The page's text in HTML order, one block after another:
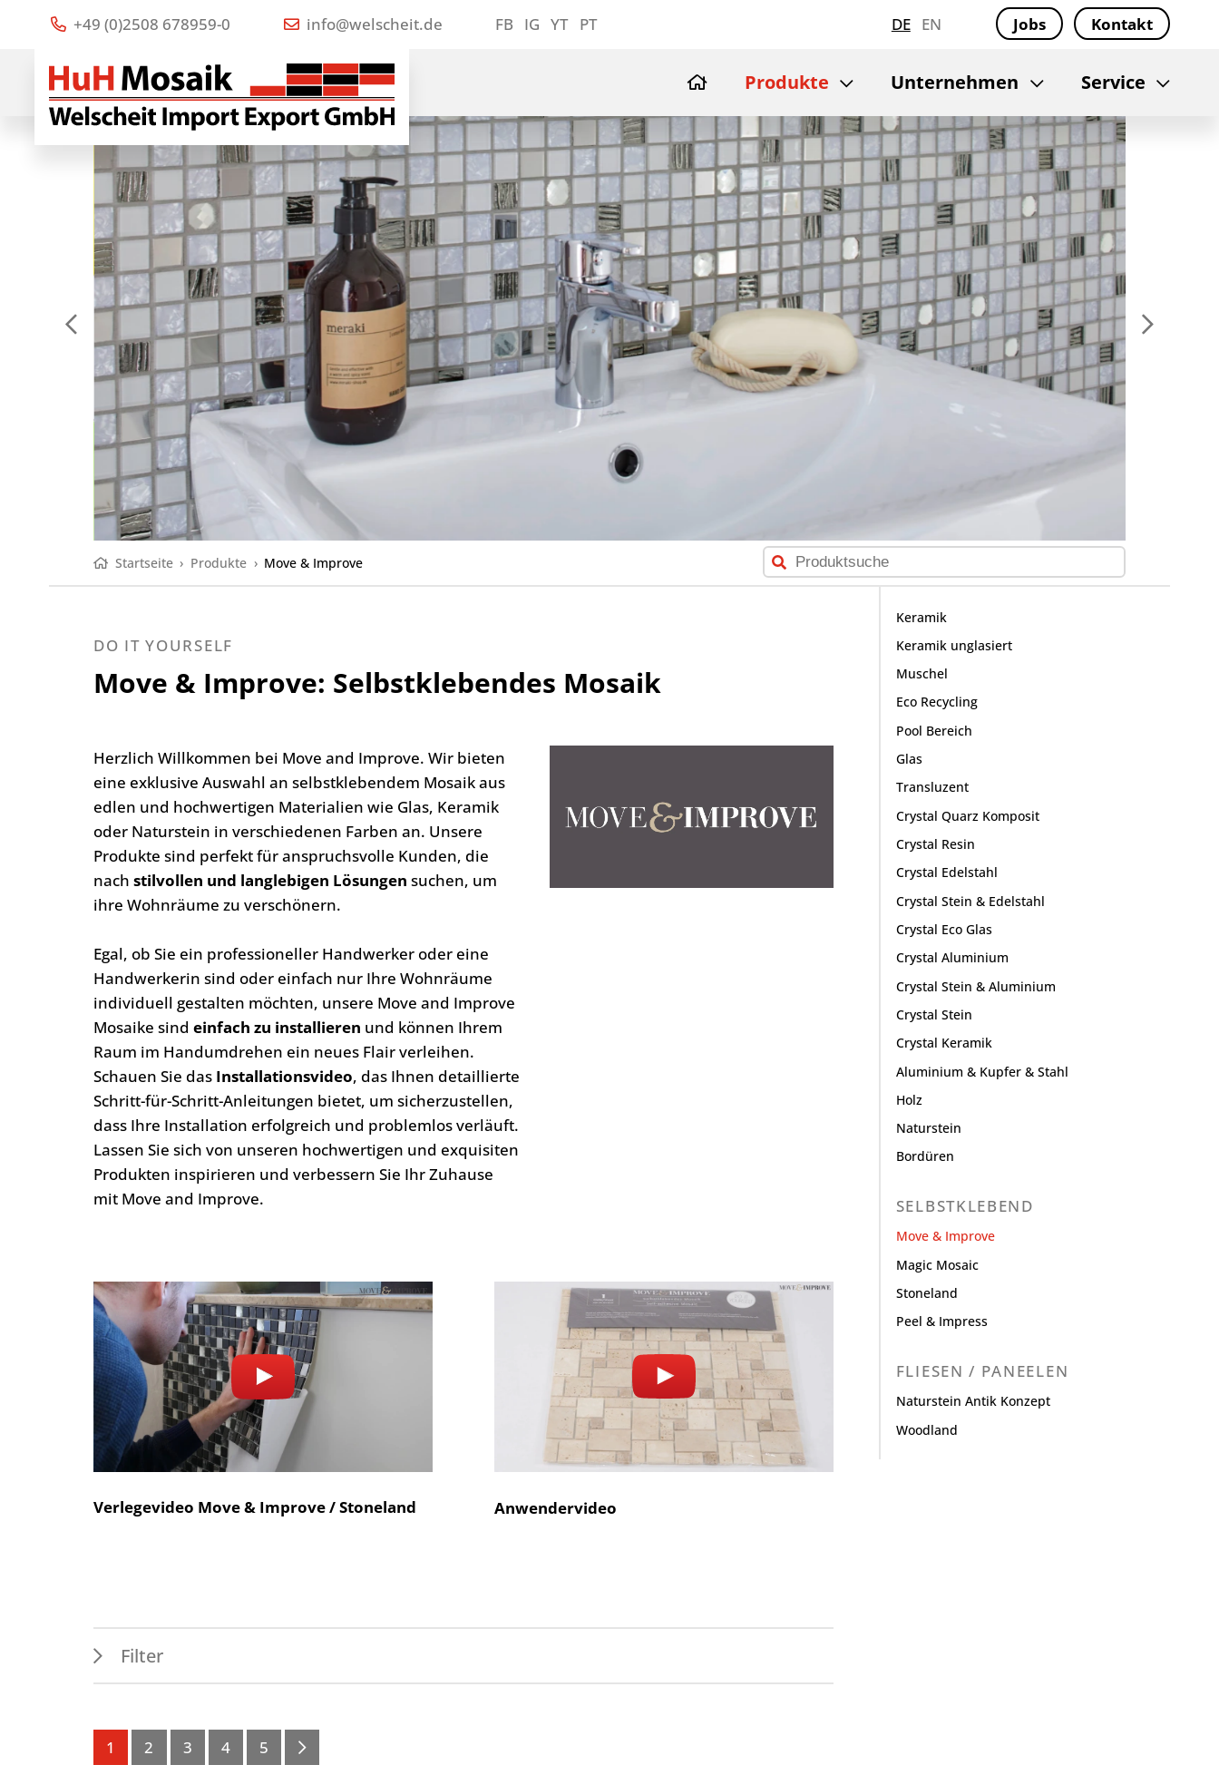
+49 (0)2508 678959-0 info@welscheit.de FB IG YT PT DE EN Jobs Kontakt
Produkte Unternehmen Service
Startseite › Produkte › Move & Improve
DO IT YOURSELF
Move & Improve: Selbstklebendes Mosaik
Herzlich Willkommen bei Move and Improve. Wir bieten
eine exklusive Auswahl an selbstklebendem Mosaik aus
edlen und hochwertigen Materialien wie Glas, Keramik
oder Naturstein in verschiedenen Farben an. Unsere
Produkte sind perfekt für anspruchsvolle Kunden, die
nachstilvollen und langlebigen Lösungen suchen, um
ihre Wohnräume zu verschönern.
Egal, ob Sie ein professioneller Handwerker oder eine
Handwerkerin sind oder einfach nur Ihre Wohnräume
individuell gestalten möchten, unsere Move and Improve
Mosaike sindeinfach zu installieren und können Ihrem
Raum im Handumdrehen ein neues Flair verleihen.
Schauen Sie das Installationsvideo, das Ihnen detaillierte
Schritt-für-Schritt-Anleitungen bietet, um sicherzustellen,
dass Ihre Installation erfolgreich und problemlos verläuft.
Lassen Sie sich von unseren hochwertigen und exquisiten
Produkten inspirieren und verbessern Sie Ihr Zuhause
mit Move and Improve.
Verlegevideo Move & Improve / Stoneland Anwendervideo
Filter
Nassbereich
Spritzwasserbereich
1 2 3 4 5
Keramik
Keramik unglasiert
Muschel
Eco Recycling
Pool Bereich
Glas
Transluzent
Crystal Quarz Komposit
Crystal Resin
Crystal Edelstahl
Crystal Stein & Edelstahl
Crystal Eco Glas
Crystal Aluminium
Crystal Stein & Aluminium
Crystal Stein
Crystal Keramik
Aluminium & Kupfer & Stahl
Holz
Naturstein
Bordüren
SELBSTKLEBEND
Move & Improve
Magic Mosaic
Stoneland
Peel & Impress
FLIESEN / PANEELEN
Naturstein Antik Konzept
Woodland